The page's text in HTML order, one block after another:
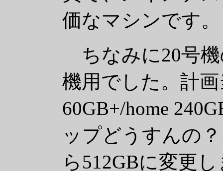
価なマシンです。
ちなみに20号機
機用でした。計
60GB+/home
ップどうすんの
ら512GBに変更